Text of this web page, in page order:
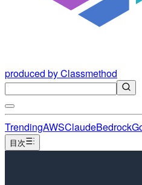
produced by Classmethod
TrendingAWSClaudeBedrock
目次